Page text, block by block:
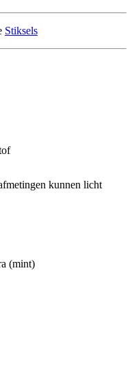
Stiksels
kunnen licht
(mint)